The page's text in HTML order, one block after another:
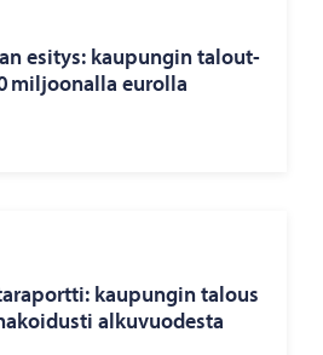
esi­tys: kau­pun­gin ta­lout­
mil­joo­nal­la eu­rol­la
kau­pun­gin ta­lous
al­ku­vuo­des­ta